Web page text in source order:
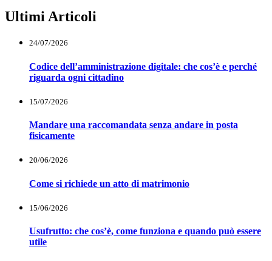
Ultimi Articoli
24/07/2026
Codice dell’amministrazione digitale: che cos’è e perché
riguarda ogni cittadino
15/07/2026
Mandare una raccomandata senza andare in posta
fisicamente
20/06/2026
Come si richiede un atto di matrimonio
15/06/2026
Usufrutto: che cos’è, come funziona e quando può essere
utile